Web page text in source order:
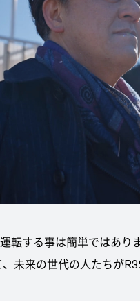
転する事は簡単ではあ
未来の世代の人たちが